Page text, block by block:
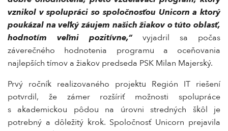
vznikol v spolupráci so spoločnosťou Unicorn a ktorý
poukázal na veľký záujem našich žiakov o túto oblasť,
hodnotím veľmi pozitívne,“vyjadril sa počas
záverečného hodnotenia programu a oceňovania
najlepších tímov a žiakov predseda PSK Milan Majerský.
Prvý ročník realizovaného projektu Región IT riešení
potvrdil, že zámer rozšíriť možnosti spolupráce
s akademickou pôdou na úrovni stredných škôl je
potrebný a dôležitý krok. Spoločnosť Unicorn prejavila